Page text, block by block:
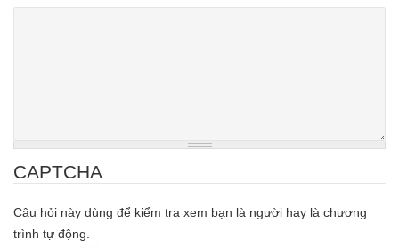
CAPTCHA
Câu hỏi này dùng để kiểm tra xem bạn là người hay là chương
trình tự động.